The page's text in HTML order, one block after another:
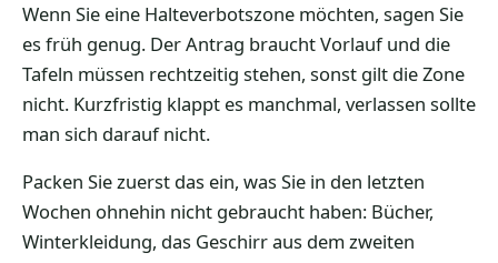
Wenn Sie eine Halteverbotszone möchten, sagen Sie
es früh genug. Der Antrag braucht Vorlauf und die
Tafeln müssen rechtzeitig stehen, sonst gilt die Zone
nicht. Kurzfristig klappt es manchmal, verlassen sollte
man sich darauf nicht.
Packen Sie zuerst das ein, was Sie in den letzten
Wochen ohnehin nicht gebraucht haben: Bücher,
Winterkleidung, das Geschirr aus dem zweiten